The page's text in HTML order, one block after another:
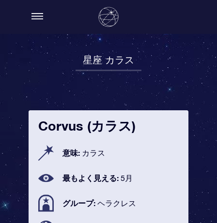
星座 カラス
Corvus (カラス)
意味: カラス
最もよく見える: 5月
グループ: ヘラクレス